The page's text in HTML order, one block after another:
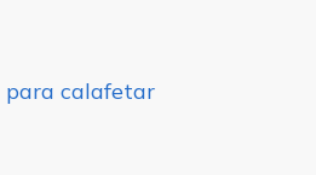
para calafetar